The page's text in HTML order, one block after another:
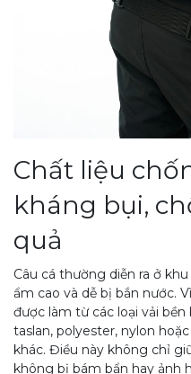
Chất liệu
kháng bụi,
quả
Câu cá thường diễn ra ở
ẩm cao và dễ bị bắn nước.
được làm từ các loại vải
taslan, polyester, nylon
khác. Điều này không chỉ
không bị bám bẩn hay